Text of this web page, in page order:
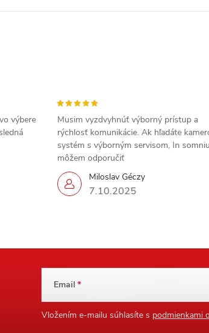
výbere
Miloslav Géczy
7.10.2025
Musim vyzdvyhnúť výborný prístup a
rýchlosť komunikácie. Ak hľadáte
systém s výborným servisom, In
môžem odporučiť
Email
Vložením e-mailu súhlasíte s podmienkami